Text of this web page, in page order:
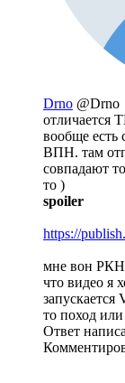
Drno @Drno
отличается
вообще есть
ВПН. там
совпадают
то )
spoiler
https://
мне вон РКН
что видео я
запускается
то поход
Ответ